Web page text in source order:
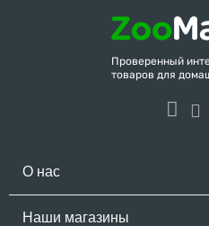
Проверенный
товаров для
О нас
Наши магазины